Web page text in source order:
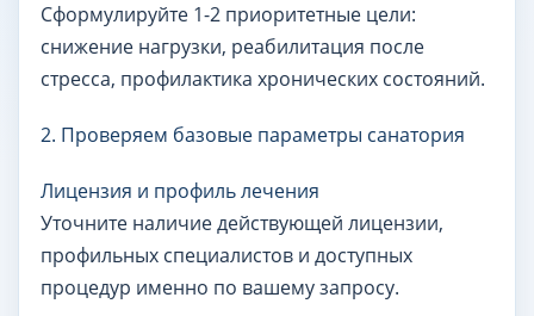
Сформулируйте 1-2 приоритетные цели:
снижение нагрузки, реабилитация после
стресса, профилактика хронических состояний.
2. Проверяем базовые параметры санатория
Лицензия и профиль лечения
Уточните наличие действующей лицензии,
профильных специалистов и доступных
процедур именно по вашему запросу.